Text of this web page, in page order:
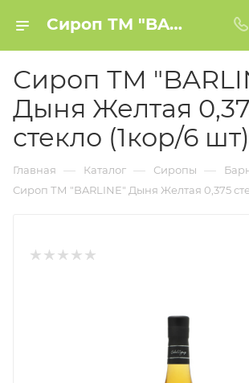
Сироп ТМ "BARLINE" Дыня Желтая 0,375 стекло (1кор/6 шт) купить в Минске
Сироп ТМ
Дыня Желтая
стекло (1кор/6 шт)
Главная — Каталог — Сиропы —
Сироп ТМ "BARLINE" Дыня Желтая 0,375